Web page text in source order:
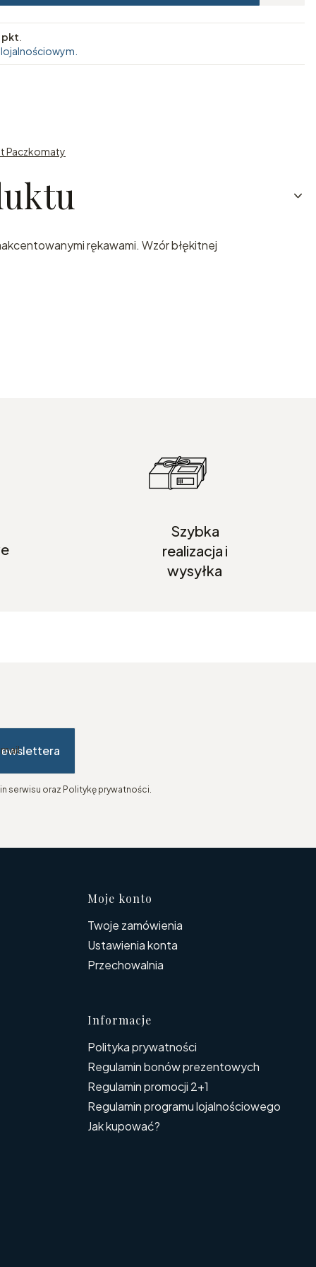
pkt
Paczkomaty
rękawami. Wzór błękitnej
Szybka
realizacja i
wysyłka
serwisu oraz Politykę prywatności.
Moje konto
Twoje zamówienia
Ustawienia konta
Przechowalnia
Informacje
Polityka prywatności
Regulamin bonów prezentowych
Regulamin promocji 2+1
Regulamin programu lojalnościowego
Jak kupować?